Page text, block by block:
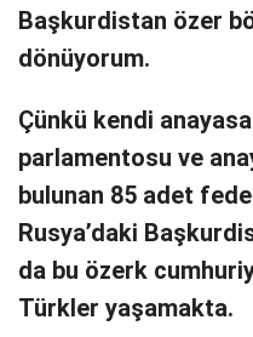
Başkurdistan özer
dönüyorum.
Çünkü kendi
parlamentosu ve
bulunan 85 adet
Rusya’daki
da bu özerk
Türkler yaşamakta.